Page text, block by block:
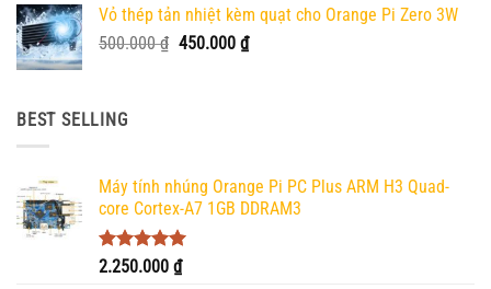
Vỏ thép tản nhiệt kèm quạt cho Orange Pi Zero 3W
500.000₫ Giá
450.000 ₫Giá
BEST SELLING
Máy tính nhúng Orange Pi PC Plus ARM H3 Quad-
core Cortex-A7 1GB DDRAM3
Được xếp
2.250.000 ₫